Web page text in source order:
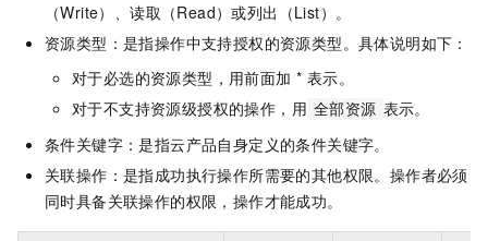
（Write）、读取（Read）或列出（List）。
资源类型：是指操作中支持授权的资源类型。具体说明如下：
对于必选的资源类型，用前面加 * 表示。
对于不支持资源级授权的操作，用 全部资源 表示。
条件关键字：是指云产品自身定义的条件关键字。
关联操作：是指成功执行操作所需要的其他权限。操作者必须
同时具备关联操作的权限，操作才能成功。